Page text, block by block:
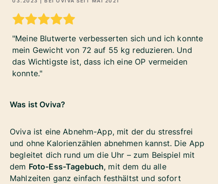
Meine Blutwerte verbesserten sich und ich konnte
mein Gewicht von 72 auf 55 kg reduzieren. Und
das Wichtigste ist, dass ich eine OP vermeiden
konnte.
Was ist Oviva?
Oviva ist eine Abnehm-App, mit der du stressfrei
und ohne Kalorienzählen abnehmen kannst. Die App
begleitet dich rund um die Uhr – zum Beispiel mit
dem Foto-Ess-Tagebuch, mit dem du alle
Mahlzeiten ganz einfach festhältst und sofort